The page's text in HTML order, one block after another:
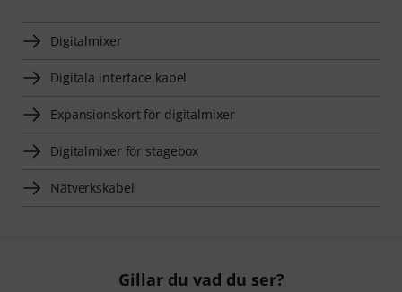
Digitalmixer
Digitala interface kabel
Expansionskort för digitalmixer
Digitalmixer för stagebox
Nätverkskabel
Gillar du vad du ser?